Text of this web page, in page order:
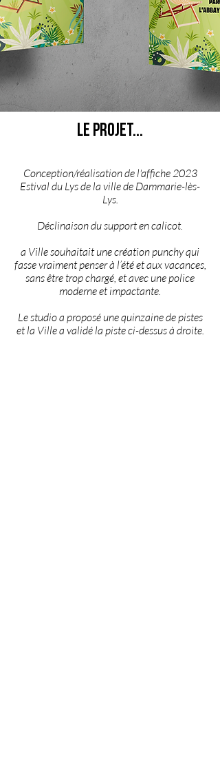
le projet...
Conception/réalisation de l'affiche 2023
Estival du Lys de la ville de Dammarie-lès-
Lys.
Déclinaison du support en calicot.
a Ville souhaitait une création punchy qui
fasse vraiment penser à l’été et aux vacances,
sans être trop chargé, et avec une police
moderne et impactante.
Le studio a proposé une quinzaine de pistes
et la Ville a validé la piste ci-dessus à droite.